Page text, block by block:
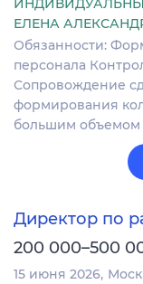
ЕЛЕНА
Обязанности:
персонала
Сопровождение
формирования
большим
Директор по
200 000–500
15 июня 2026